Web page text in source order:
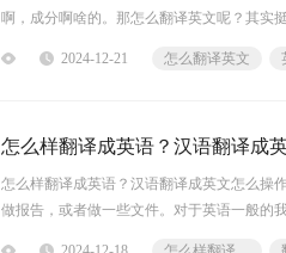
啊，成分啊啥的。那怎么翻译英文呢？其实
2024-12-21
怎么翻译英文
怎么样翻译成英语？汉语翻译成
怎么样翻译成英语？汉语翻译成英文怎么操
做报告，或者做一些文件。对于英语一般的